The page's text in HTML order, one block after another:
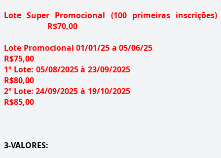
Lote Super Promocional (100 primeiras inscrições)
R$70,00
Lote Promocional 01/01/25 a 05/06/25
R$75,00
1º Lote: 05/08/2025 à 23/09/2025
R$80,00
2º Lote: 24/09/2025 à 19/10/2025
R$85,00
3-VALORES: